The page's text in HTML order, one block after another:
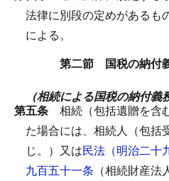
法律に別段の定めがあるも
による。
第二節 国税の納付
（相続による国税の納付義
第五条 相続（包括遺贈を含
た場合には、相続人（包括
じ。）又は民法（明治二十
九百五十一条 （相続財産